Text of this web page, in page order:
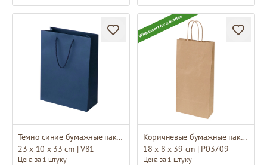
Темно синие бумажные пакеты с тканевыми ручками
23 x 10 x 33 cm | V81
Цена за 1 штуку
Коричневые бумажные пакеты с плетёными ручками и вкладышем на 2 бутылки
18 x 8 x 39 cm | P03709
Цена за 1 штуку